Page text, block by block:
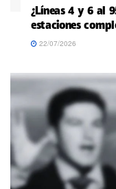
¿Líneas 4 y 6 al
estaciones
22/07/2026